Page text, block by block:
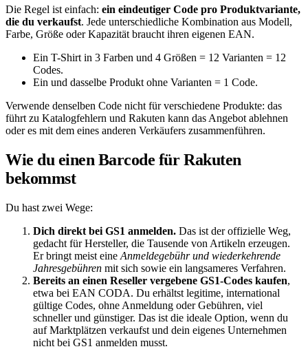
Die Regel ist einfach: ein eindeutiger Code pro Produktvariante,
die du verkaufst. Jede unterschiedliche Kombination aus Modell,
Farbe, Größe oder Kapazität braucht ihren eigenen EAN.
Ein T-Shirt in 3 Farben und 4 Größen = 12 Varianten = 12
Codes.
Ein und dasselbe Produkt ohne Varianten = 1 Code.
Verwende denselben Code nicht für verschiedene Produkte: das
führt zu Katalogfehlern und Rakuten kann das Angebot ablehnen
oder es mit dem eines anderen Verkäufers zusammenführen.
Wie du einen Barcode für Rakuten
bekommst
Du hast zwei Wege:
Dich direkt bei GS1 anmelden. Das ist der offizielle Weg,
gedacht für Hersteller, die Tausende von Artikeln erzeugen.
Er bringt meist eine Anmeldegebühr und wiederkehrende
Jahresgebühren mit sich sowie ein langsameres Verfahren.
Bereits an einen Reseller vergebene GS1-Codes kaufen,
etwa bei EAN CODA. Du erhältst legitime, international
gültige Codes, ohne Anmeldung oder Gebühren, viel
schneller und günstiger. Das ist die ideale Option, wenn du
auf Marktplätzen verkaufst und dein eigenes Unternehmen
nicht bei GS1 anmelden musst.